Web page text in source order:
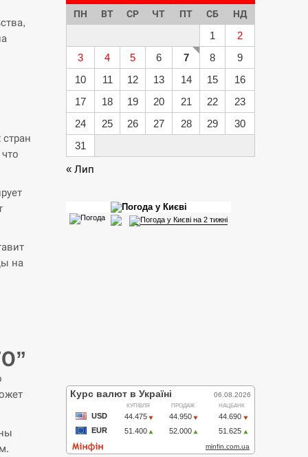
на
ПН ВТ СР ЧТ ПТ СБ НД
1
2
3
4 5 6 7 8
9
10
11 12 13 14 15
16
17
18 19 20 21 22
23
24
25 26 27 28 29
30
31
« Лип